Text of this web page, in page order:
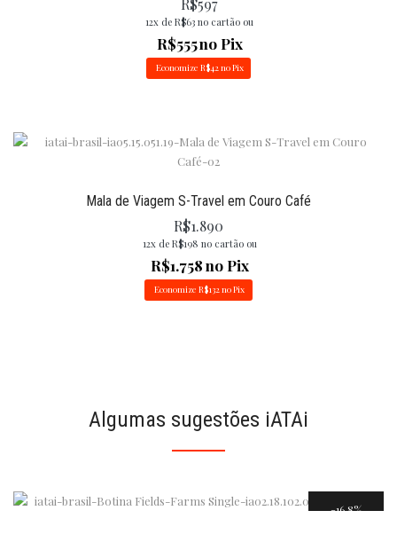
12x deR$63 no cartão ou
R$555no Pix
Economize R$42no Pix
Mala de Viagem S-Travel em Couro Café
R$1.890
12x de R$198 no cartão ou
R$1.758no Pix
EconomizeR$132no Pix
Algumas sugestões iATAi
16.8%